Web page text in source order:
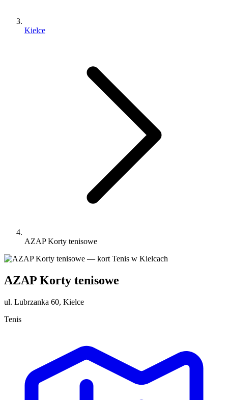
Kielce
AZAP Korty tenisowe
AZAP Korty tenisowe
ul. Lubrzanka 60, Kielce
Tenis